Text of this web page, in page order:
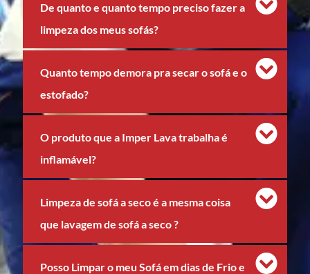
De quanto e quanto tempo preciso fazer a
limpeza dos meus sofás?
Quanto tempo demora pra secar o sofá e o
estofado?
O produto que a Imper Lava trabalha é
inflamável?
Limpeza de sofá a seco é a mesma coisa
que lavagem de sofá a seco ?
Posso Limpar o meu Sofá em dias de Frio e